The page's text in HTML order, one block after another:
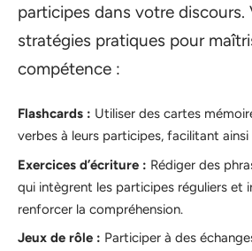
participes dans votre discours.
stratégies pratiques pour
compétence :
Flashcards : Utiliser des cartes
verbes à leurs participes, facilitant
Exercices d’écriture : Rédiger des
qui intègrent les participes réguliers et
renforcer la compréhension.
Jeux de rôle : Participer à des